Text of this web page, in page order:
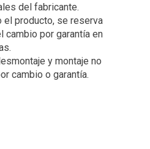
del fabricante.
el producto, se reserva
cambio por garantía en
y montaje no
cambio o garantía.